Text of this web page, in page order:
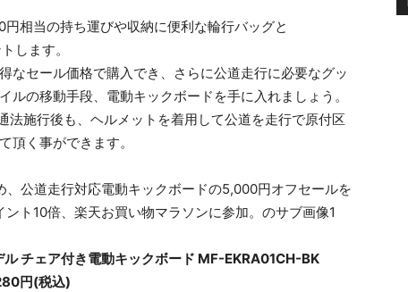
相当の持ち運びや収納に便利な輪行バッグと
します。
なセール価格で購入でき、さらに公道走行に必要なグッ
ルの移動手段、電動キックボードを手に入れましょう。
法施行後も、ヘルメットを着用して公道を走行で原付区
頂く事ができます。
ル チェア付き電動キックボード MF-EKRA01CH-BK
円(税込)